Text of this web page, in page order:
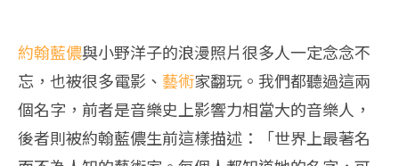
約翰藍儂與小野洋子的浪漫照片很多人一定念念不
忘，也被很多電影、 藝術家翻玩。我們都聽過這兩
個名字，前者是音樂史上影響力相當大的音樂人，
後者則被約翰藍儂生前這樣描述：「世界上最著名